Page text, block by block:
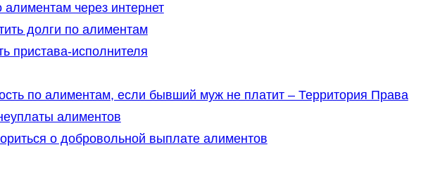
алиментам через интернет
долги по алиментам
пристава-исполнителя
по алиментам, если бывший муж не платит – Территория Права
алиментов
о добровольной выплате алиментов